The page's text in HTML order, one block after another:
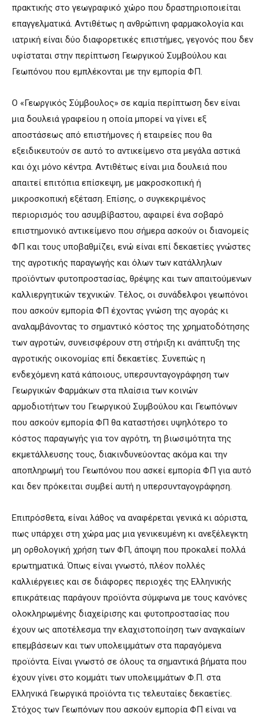
πρακτικής στο γεωγραφικό χώρο που δραστηριοποιείται
επαγγελματικά. Αντιθέτως η ανθρώπινη φαρμακολογία και
ιατρική είναι δύο διαφορετικές επιστήμες, γεγονός που δεν
υφίσταται στην περίπτωση Γεωργικού Συμβούλου και
Γεωπόνου που εμπλέκονται με την εμπορία ΦΠ.
Ο «Γεωργικός Σύμβουλος» σε καμία περίπτωση δεν είναι
μια δουλειά γραφείου η οποία μπορεί να γίνει εξ
αποστάσεως από επιστήμονες ή εταιρείες που θα
εξειδικευτούν σε αυτό το αντικείμενο στα μεγάλα αστικά
και όχι μόνο κέντρα. Αντιθέτως είναι μια δουλειά που
απαιτεί επιτόπια επίσκεψη, με μακροσκοπική ή
μικροσκοπική εξέταση. Επίσης, ο συγκεκριμένος
περιορισμός του ασυμβίβαστου, αφαιρεί ένα σοβαρό
επιστημονικό αντικείμενο που σήμερα ασκούν οι διανομείς
ΦΠ και τους υποβαθμίζει, ενώ είναι επί δεκαετίες γνώστες
της αγροτικής παραγωγής και όλων των κατάλληλων
προϊόντων φυτοπροστασίας, θρέψης και των απαιτούμενων
καλλιεργητικών τεχνικών. Τέλος, οι συνάδελφοι γεωπόνοι
που ασκούν εμπορία ΦΠ έχοντας γνώση της αγοράς κι
αναλαμβάνοντας το σημαντικό κόστος της χρηματοδότησης
των αγροτών, συνεισφέρουν στη στήριξη κι ανάπτυξη της
αγροτικής οικονομίας επί δεκαετίες. Συνεπώς η
ενδεχόμενη κατά κάποιους, υπερσυνταγογράφηση των
Γεωργικών Φαρμάκων στα πλαίσια των κοινών
αρμοδιοτήτων του Γεωργικού Συμβούλου και Γεωπόνων
που ασκούν εμπορία ΦΠ θα καταστήσει υψηλότερο το
κόστος παραγωγής για τον αγρότη, τη βιωσιμότητα της
εκμετάλλευσης τους, διακινδυνεύοντας ακόμα και την
αποπληρωμή του Γεωπόνου που ασκεί εμπορία ΦΠ για αυτό
και δεν πρόκειται συμβεί αυτή η υπερσυνταγογράφηση.
Επιπρόσθετα, είναι λάθος να αναφέρεται γενικά κι αόριστα,
πως υπάρχει στη χώρα μας μια γενικευμένη κι ανεξέλεγκτη
μη ορθολογική χρήση των ΦΠ, άποψη που προκαλεί πολλά
ερωτηματικά. Όπως είναι γνωστό, πλέον πολλές
καλλιέργειες και σε διάφορες περιοχές της Ελληνικής
επικράτειας παράγουν προϊόντα σύμφωνα με τους κανόνες
ολοκληρωμένης διαχείρισης και φυτοπροστασίας που
έχουν ως αποτέλεσμα την ελαχιστοποίηση των αναγκαίων
επεμβάσεων και των υπολειμμάτων στα παραγόμενα
προϊόντα. Είναι γνωστό σε όλους τα σημαντικά βήματα που
έχουν γίνει στο κομμάτι των υπολειμμάτων Φ.Π. στα
Ελληνικά Γεωργικά προϊόντα τις τελευταίες δεκαετίες.
Στόχος των Γεωπόνων που ασκούν εμπορία ΦΠ είναι να